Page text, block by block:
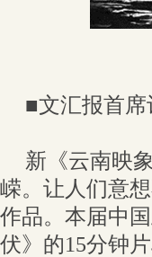
杨丽萍
■文汇报首席
新《云南映
嵘。让人们意
作品。本届中
伏》的15分钟